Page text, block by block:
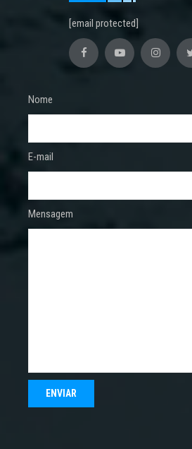
[email protected]
Nome
E-mail
Mensagem